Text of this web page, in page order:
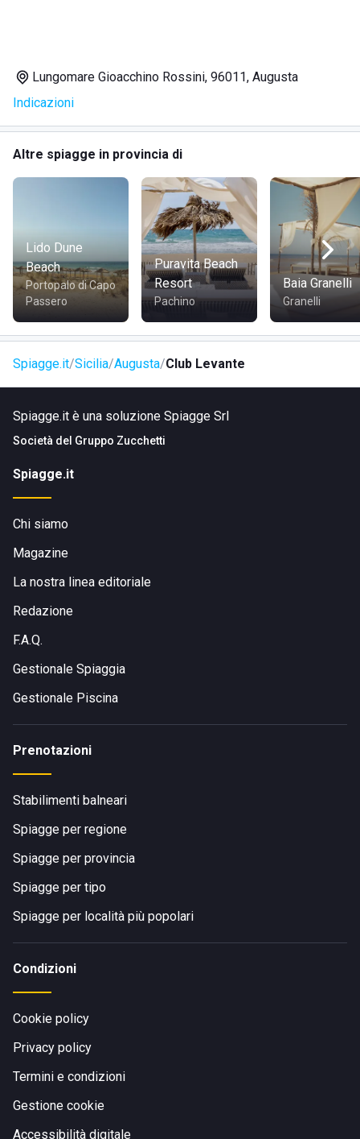
Lungomare Gioacchino Rossini, 96011, Augusta
Indicazioni
Altre spiagge in provincia di
Lido Dune
Beach
Portopalo di Capo
Passero
Puravita Beach
Resort
Pachino
Baia Granelli
Granelli
Spiagge.it Sicilia Augusta Club Levante
Spiagge.it è una soluzione Spiagge Srl
Società del Gruppo Zucchetti
Spiagge.it
Chi siamo
Magazine
La nostra linea editoriale
Redazione
F.A.Q.
Gestionale Spiaggia
Gestionale Piscina
Prenotazioni
Stabilimenti balneari
Spiagge per regione
Spiagge per provincia
Spiagge per tipo
Spiagge per località più popolari
Condizioni
Cookie policy
Privacy policy
Termini e condizioni
Gestione cookie
Accessibilità digitale